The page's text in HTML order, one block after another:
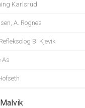
Karlsrud
A. Rognes
B. Kjevik
As